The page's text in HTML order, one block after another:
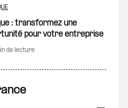
: transformez une
pour votre entreprise
de lecture